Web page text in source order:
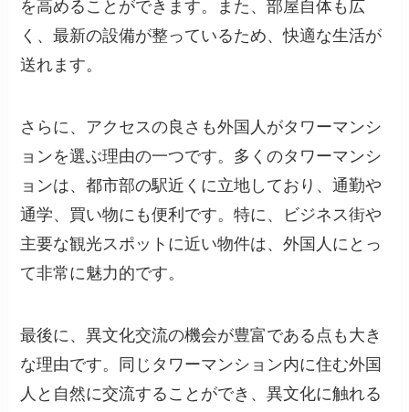
を高めることができます。また、部屋自体も広
く、最新の設備が整っているため、快適な生活が
送れます。
さらに、アクセスの良さも外国人がタワーマンシ
ョンを選ぶ理由の一つです。多くのタワーマンシ
ョンは、都市部の駅近くに立地しており、通勤や
通学、買い物にも便利です。特に、ビジネス街や
主要な観光スポットに近い物件は、外国人にとっ
て非常に魅力的です。
最後に、異文化交流の機会が豊富である点も大き
な理由です。同じタワーマンション内に住む外国
人と自然に交流することができ、異文化に触れる